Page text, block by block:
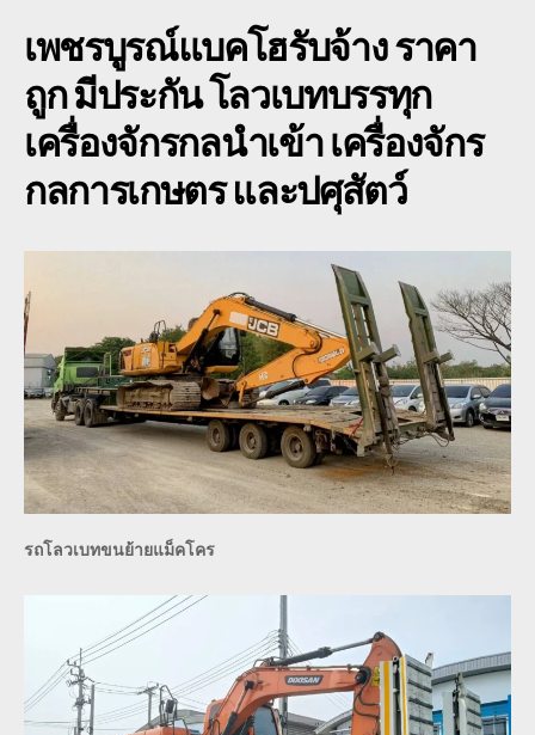
เพชรบูรณ์แบคโฮรับจ้างราคา
ถูก มีประกัน โลวเบทบรรทุก
เครื่องจักรกลนำเข้า เครื่องจักร
กลการเกษตร และปศุสัตว์
รถโลวเบทขนย้ายแม็คโคร